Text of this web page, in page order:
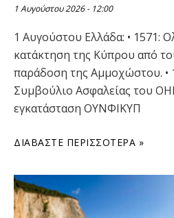
1 Αυγούστου 2026 12:00
1 Αυγούστου Ελλάδα: • 1571:
κατάκτηση της Κύπρου από
παράδοση της Αμμοχώστου. •
Συμβούλιο Ασφαλείας του
εγκατάσταση ΟΥΝΦΙΚΥΠ
ΔΙΑΒΆΣΤΕ ΠΕΡΙΣΣΌΤΕΡΑ »